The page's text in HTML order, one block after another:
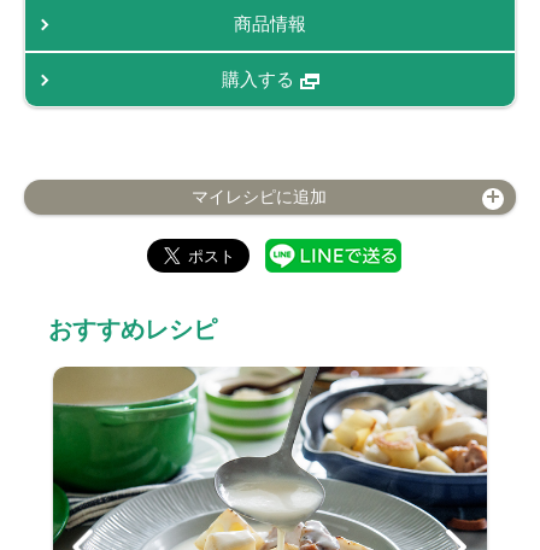
商品情報
購入する
マイレシピに追加
おすすめレシピ